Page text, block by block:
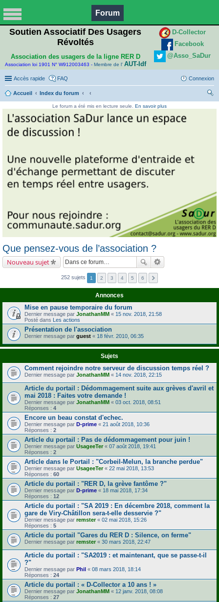
Forum
Soutien Associatif Des Usagers
Révoltés
Association des usagers de la ligne RER D
Association loi 1901 N° W912003463 - Membre de l' AUT-Idf
D-Collector
Facebook
@Asso_SaDur
Accès rapide FAQ Connexion
Accueil
Index du forum
Le forum a été mis en lecture seule. En savoir plus
Que pensez-vous de l’association ?
Nouveau sujet
252 sujets 1 2 3 4 5 6
Annonces
Mise en pause temporaire du forum
Dernier message par JonathanMM « 15 nov. 2018, 21:58
Posté dans Les actions
Présentation de l'association
Dernier message par guest « 18 févr. 2010, 06:35
Sujets
Comment rejoindre notre serveur de discussion temps réel ?
Dernier message par JonathanMM « 14 nov. 2018, 22:15
Article du portail : Dédommagement suite aux grèves d'avril et
mai 2018 : Faites votre demande !
Dernier message par JonathanMM « 03 oct. 2018, 08:51
Réponses : 4
Encore un beau constat d'echec.
Dernier message par D-prime « 21 août 2018, 10:36
Réponses : 2
Article du portail : Pas de dédommagement pour juin !
Dernier message par UsageeTer « 07 août 2018, 19:41
Réponses : 2
Article dans le Portail : "Corbeil-Melun, la branche perdue"
Dernier message par UsageeTer« 22 mai 2018, 13:53
Réponses : 60
Article du portail : "RER D, la grève fantôme ?"
Dernier message par D-prime « 18 mai 2018, 17:34
Réponses : 12
Article du portail : "SA 2019 : En décembre 2018, comment la
gare de Viry-Châtillon sera-t-elle desservie ?"
Dernier message par remster« 02 mai 2018, 15:26
Réponses : 5
Article du portail "Gares du RER D : Silence, on ferme"
Dernier message par remster « 30 mars 2018, 22:47
Article du portail : "SA2019 : et maintenant, que se passe-t-il
?"
Dernier message par Phil « 08 mars 2018, 18:14
Réponses : 24
Article du portail : « D-Collector a 10 ans ! »
Dernier message par JonathanMM « 12 janv. 2018, 08:08
Réponses : 27